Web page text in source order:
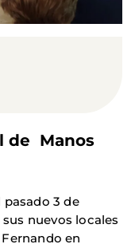
de Manos
pasado 3 de
nuevos locales
en